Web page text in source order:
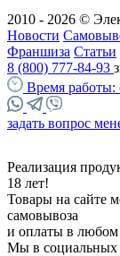
2010 - 2026 ©
Новости
Франшиза Статьи
8 (800) 777-84-93
Время работы:
задать вопрос
Реализация
18 лет!
Товары на сайте
самовывоза
и оплаты в любом
Мы в социальных